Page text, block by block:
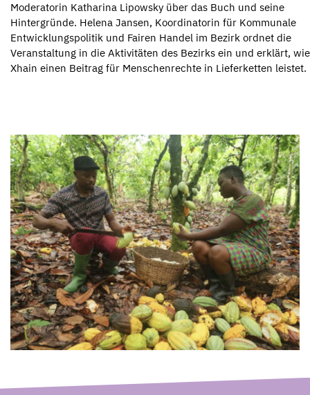
Moderatorin Katharina Lipowsky über das Buch und seine
Hintergründe. Helena Jansen, Koordinatorin für Kommunale
Entwicklungspolitik und Fairen Handel im Bezirk ordnet die
Veranstaltung in die Aktivitäten des Bezirks ein und erklärt, wie
Xhain einen Beitrag für Menschenrechte in Lieferketten leistet.